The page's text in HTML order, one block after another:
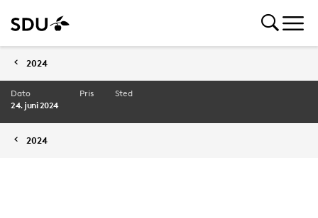
2024
Dato
24. juni 2024
Pris Sted
2024